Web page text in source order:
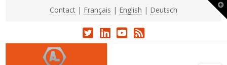
Contact | Français | English | Deutsch